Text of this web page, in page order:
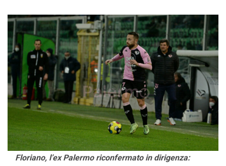
Floriano, l’ex Palermo riconfermato in dirigenza: